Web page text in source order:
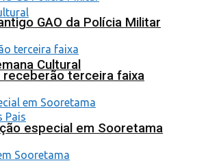
Cultural
GAO da Polícia Militar
receberão terceira faixa
especial em Sooretama